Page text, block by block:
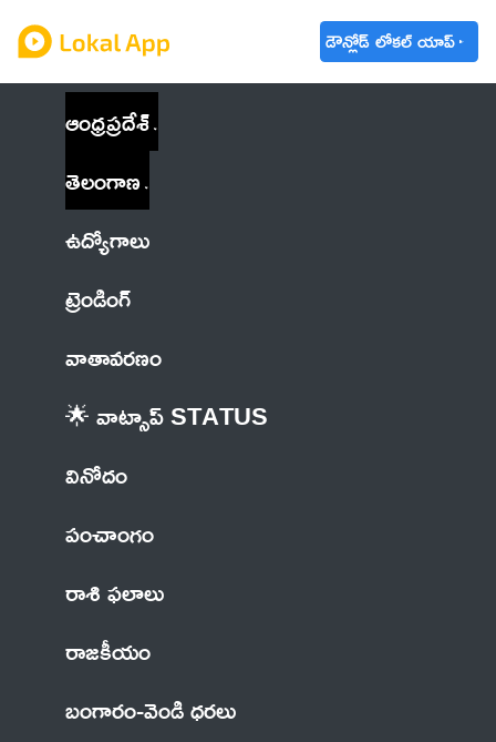
డౌన్లోడ్ లోకల్ యాప్
ఆంధ్రప్రదేశ్
తెలంగాణ
ఉద్యోగాలు
ట్రెండింగ్
వాతావరణం
🌟 వాట్సాప్ STATUS
వినోదం
పంచాంగం
రాశి ఫలాలు
రాజకీయం
బంగారం-వెండి ధరలు